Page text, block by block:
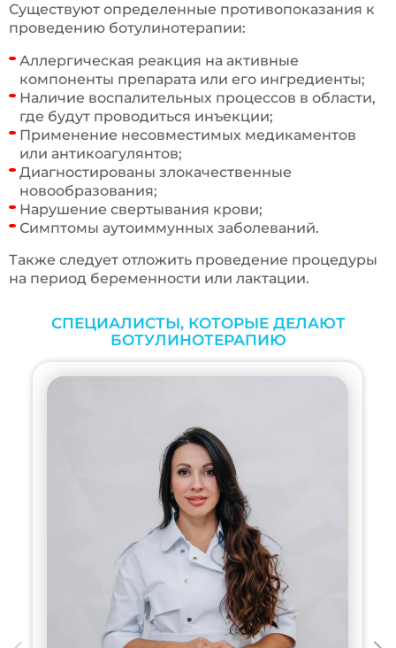
Существуют определенные противопоказания к
проведению ботулинотерапии:
Аллергическая реакция на активные
компоненты препарата или его ингредиенты;
Наличие воспалительных процессов в области,
где будут проводиться инъекции;
Применение несовместимых медикаментов
или антикоагулянтов;
Диагностированы злокачественные
новообразования;
Нарушение свертывания крови;
Симптомы аутоиммунных заболеваний.
Также следует отложить проведение процедуры
на период беременности или лактации.
СПЕЦИАЛИСТЫ, КОТОРЫЕ ДЕЛАЮТ
БОТУЛИНОТЕРАПИЮ